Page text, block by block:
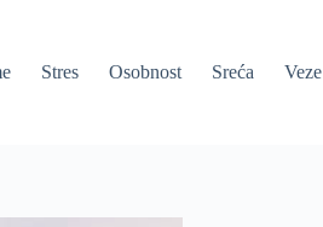
Stres Osobnost Sreća Veze